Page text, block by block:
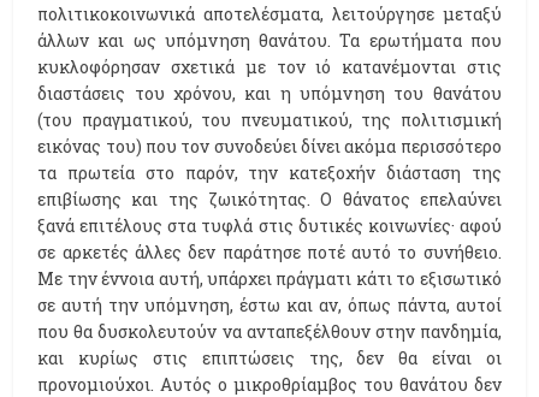
πολιτικοκοινωνικά αποτελέσματα, λειτούργησε μεταξύ
άλλων και ως υπόμνηση θανάτου. Τα ερωτήματα που
κυκλοφόρησαν σχετικά με τον ιό κατανέμονται στις
διαστάσεις του χρόνου, και η υπόμνηση του θανάτου
(του πραγματικού, του πνευματικού, της πολιτισμική
εικόνας του) που τον συνοδεύει δίνει ακόμα περισσότερο
τα πρωτεία στο παρόν, την κατεξοχήν διάσταση της
επιβίωσης και της ζωικότητας. Ο θάνατος επελαύνει
ξανά επιτέλους στα τυφλά στις δυτικές κοινωνίες· αφού
σε αρκετές άλλες δεν παράτησε ποτέ αυτό το συνήθειο.
Με την έννοια αυτή, υπάρχει πράγματι κάτι το εξισωτικό
σε αυτή την υπόμνηση, έστω και αν, όπως πάντα, αυτοί
που θα δυσκολευτούν να ανταπεξέλθουν στην πανδημία,
και κυρίως στις επιπτώσεις της, δεν θα είναι οι
προνομιούχοι. Αυτός ο μικροθρίαμβος του θανάτου δεν